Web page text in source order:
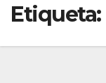
Etiqueta: